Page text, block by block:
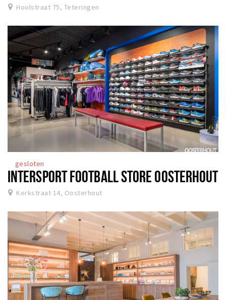
Hoolstraat 75, Teteringen
gesloten
INTERSPORT FOOTBALL STORE OOSTERHOUT
Kerkstraat 14, Oosterhout